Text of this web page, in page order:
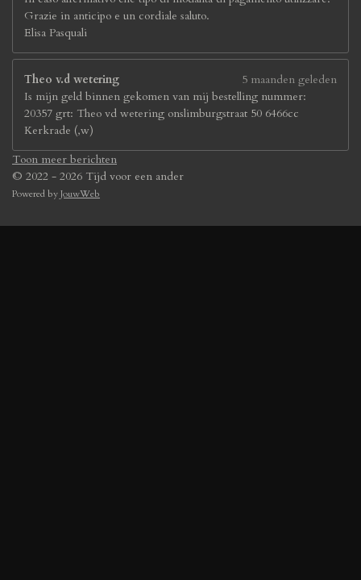
Grazie in anticipo e un cordiale saluto.
Elisa Pasquali
Theo v.d wetering
5 maanden geleden
Is mijn geld binnen gekomen van mij bestelling nummer:
20357 grt: Theo vd wetering onslimburgstraat 50 6466cc
Kerkrade (,w)
Toon meer berichten
© 2022 - 2026 Tijd voor een ander
Powered byJouwWeb